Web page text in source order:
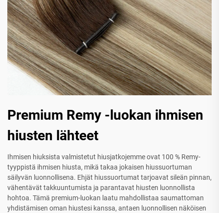
Premium Remy -luokan ihmisen
hiusten lähteet
Ihmisen hiuksista valmistetut hiusjatkojemme ovat 100 % Remy-
tyyppistä ihmisen hiusta, mikä takaa jokaisen hiussuortuman
säilyvän luonnollisena. Ehjät hiussuortumat tarjoavat sileän pinnan,
vähentävät takkuuntumista ja parantavat hiusten luonnollista
hohtoa. Tämä premium-luokan laatu mahdollistaa saumattoman
yhdistämisen oman hiustesi kanssa, antaen luonnollisen näköisen